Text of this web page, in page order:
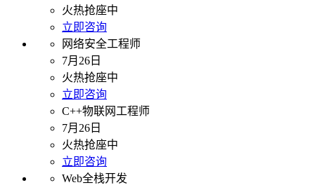
火热抢座中
立即咨询
网络安全工程师
7月26日
火热抢座中
立即咨询
C++物联网工程师
7月26日
火热抢座中
立即咨询
Web全栈开发